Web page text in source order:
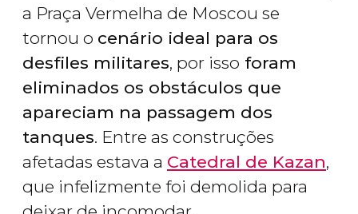
a Praça Vermelha de Moscou se
tornou o cenário ideal para os
desfiles militares, por isso foram
eliminados os obstáculos que
apareciam na passagem dos
tanques. Entre as construções
afetadas estava a Catedral de Kazan,
que infelizmente foi demolida para